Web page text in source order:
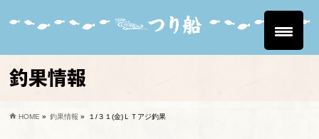
釣果情報
HOME » 釣果情報 » １/３１(金)ＬＴアジ釣果